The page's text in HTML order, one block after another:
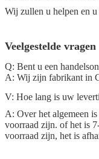
Wij zullen u helpen en
Veelgestelde vragen
Q: Bent u een
A: Wij zijn fabrikant in
V: Hoe lang is uw
A: Over het algemeen
voorraad zijn. of het is
voorraad zijn, het is